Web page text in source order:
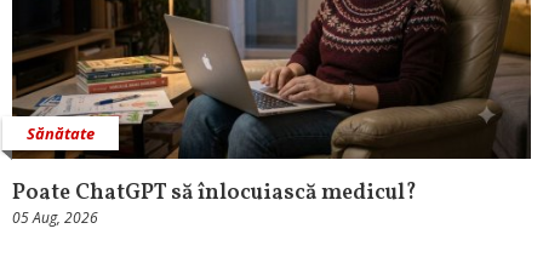
Sănătate
Poate ChatGPT să înlocuiască medicul?
05 Aug, 2026